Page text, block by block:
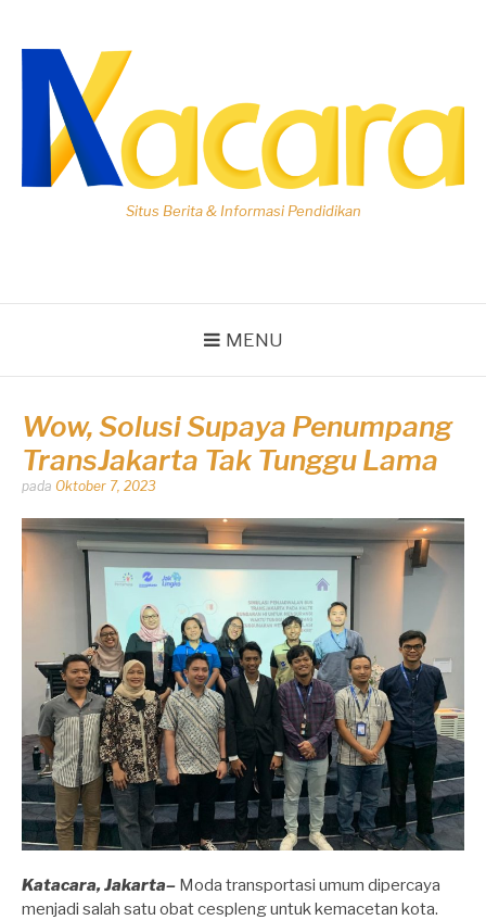
konten
Situs Berita & Informasi Pendidikan
MENU
Wow, Solusi Supaya Penumpang
TransJakarta Tak Tunggu Lama
Dipos
Dhirga
Erlangga
pada Oktober 7, 2023
Katacara, Jakarta– Moda transportasi umum dipercaya
menjadi salah satu obat cespleng untuk kemacetan kota.